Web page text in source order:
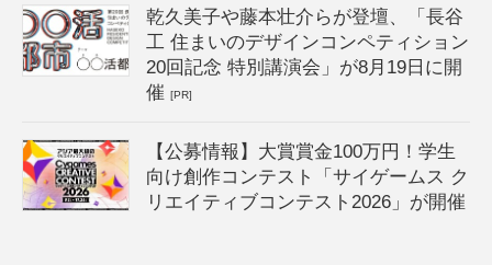
乾久美子や藤本壮介らが登壇、「長谷
工 住まいのデザインコンペティション
20回記念 特別講演会」が8月19日に開
催[PR]
【公募情報】大賞賞金100万円！学生
向け創作コンテスト「サイゲームス ク
リエイティブコンテスト2026」が開催